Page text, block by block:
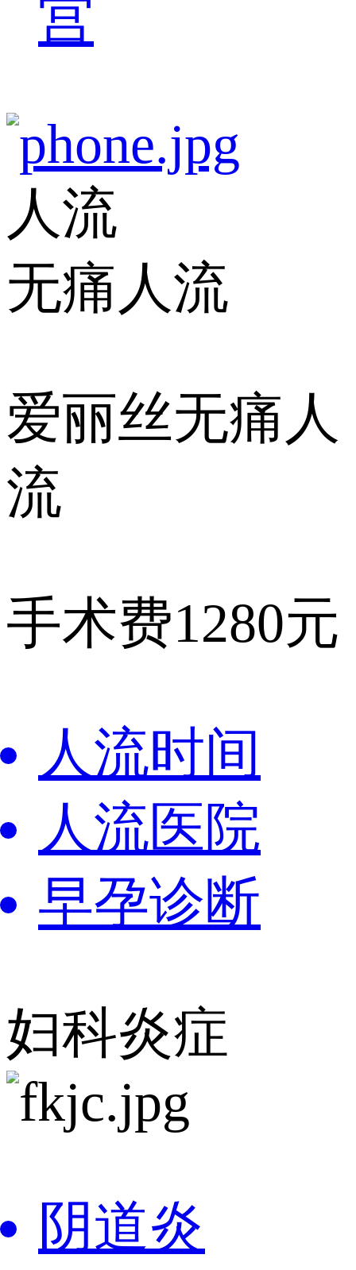
宫
人流
无痛人流
爱丽丝无痛人
流
手术费1280元
人流时间
人流医院
早孕诊断
妇科炎症
阴道炎